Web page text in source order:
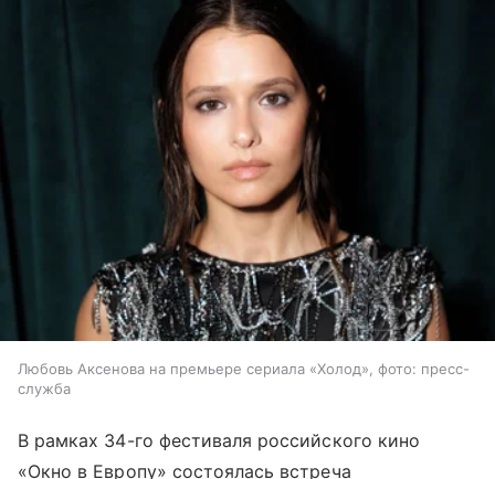
Любовь Аксенова на премьере сериала «Холод», фото: пресс-
служба
В рамках 34-го фестиваля российского кино
«Окно в Европу» состоялась встреча